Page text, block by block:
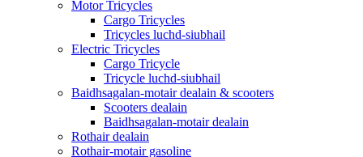
Motor Tricycles
Cargo Tricycles
Tricycles luchd-siubhail
Electric Tricycles
Cargo Tricycle
Tricycle luchd-siubhail
Baidhsagalan-motair dealain & scooters
Scooters dealain
Baidhsagalan-motair dealain
Rothair dealain
Rothair-motair gasoline